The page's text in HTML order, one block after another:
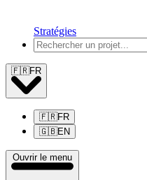
Stratégies
🇫🇷FR
🇫🇷FR
🇬🇧EN
Ouvrir le menu